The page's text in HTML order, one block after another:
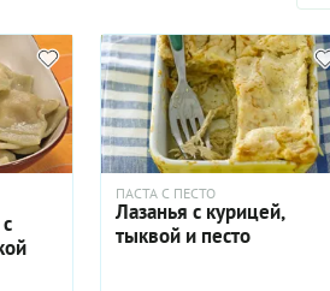
ПАСТА С ПЕСТО
Лазанья с курицей,
тыквой и песто